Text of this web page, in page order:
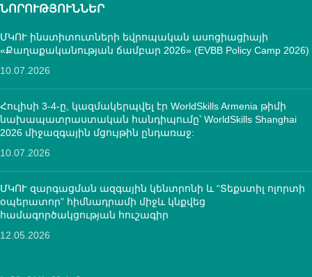
ՆՈՐՈՒԹՅՈՒՆՆԵՐ
ՄԿՈՒ ինստիտուտների եվրոպական ասոցիացիայի
«Քաղաքականության ճամբար 2026» (EVBB Policy Camp 2026)
10.07.2026
Հուլիսի 3-4-ը, կազմակերպվել էր WorldSkills Armenia թիմի
նախապատրաստական հանդիպումը՝ WorldSkills Shanghai
2026 միջազգային մցույթին ընդառաջ:
10.07.2026
ՄԿՈՒ զարգացման ազգային կենտրոնի և “Տեքստիլ ոլորտի
օպերատոր” հիմնադրամի միջև կնքվեց
համագործակցության հուշագիր
12.05.2026